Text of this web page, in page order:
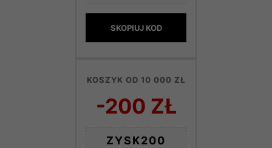
SKOPIUJ KOD
KOSZYK OD 10 000 ZŁ
-200 ZŁ
ZYSK200